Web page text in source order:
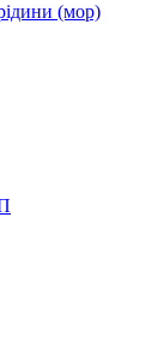
(мор)